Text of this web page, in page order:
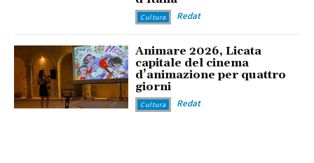
Cultura Redat
Animare 2026, Licata
capitale del cinema
d’animazione per quattro
giorni
Cultura Redat